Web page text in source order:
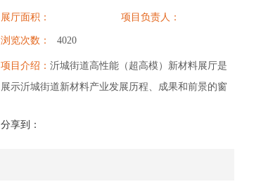
发展展厅
展厅面积： 项目负责人：
浏览次数： 4020
项目介绍： 沂城街道高性能（超高模）新材料展厅是
展示沂城街道新材料产业发展历程、成果和前景的窗
进新材料技术交流和合作的平台。展厅分为前厅、历
分享到：